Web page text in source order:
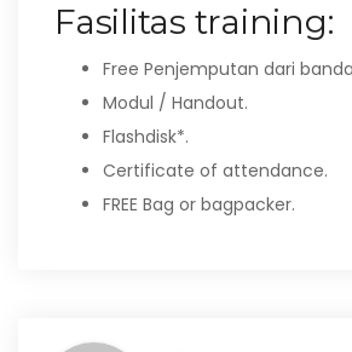
Fasilitas training:
Free Penjemputan dari
Modul / Handout.
Flashdisk*.
Certificate of attendance.
FREE Bag or bagpacker.